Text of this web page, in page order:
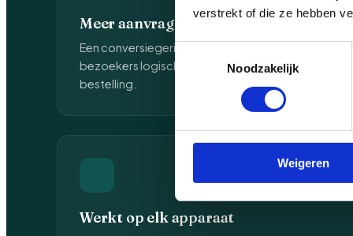
verstrekt of die ze hebben
Toestemmingsselectie
Noodzakelijk
Weigeren
Meer aanvragen, meer omzet
Een conversiegerichte structuur leidt
bezoekers logisch naar contact, offerte of
bestelling.
Werkt op elk apparaat